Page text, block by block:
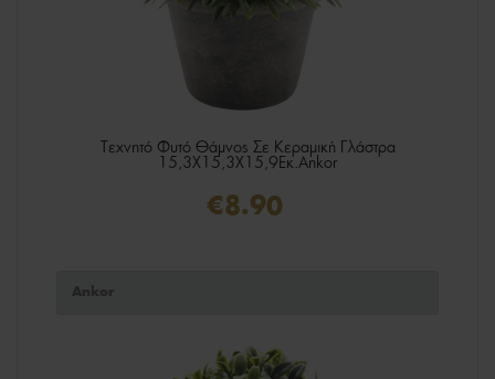
Τεχνητό Φυτό Θάμνος Σε Κεραμική Γλάστρα
15,3X15,3X15,9Εκ.Ankor
€8.90
Ankor